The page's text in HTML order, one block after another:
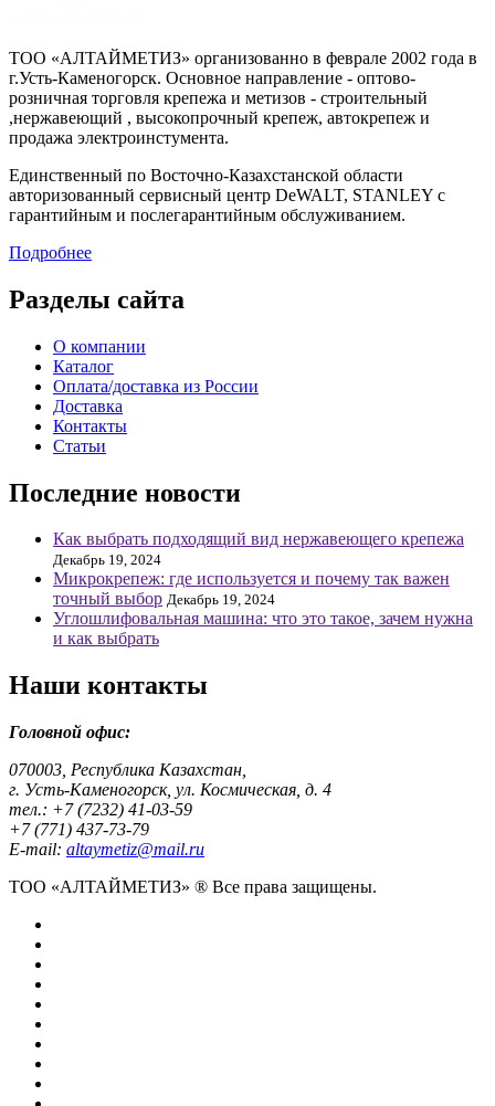
ТОО «АЛТАЙМЕТИЗ» организованно в феврале 2002 года в
г.Усть-Каменогорск. Основное направление - оптово-
розничная торговля крепежа и метизов - строительный
,нержавеющий , высокопрочный крепеж, автокрепеж и
продажа электроинстумента.
Единственный по Восточно-Казахстанской области
авторизованный сервисный центр DeWALT, STANLEY с
гарантийным и послегарантийным обслуживанием.
Подробнее
Разделы сайта
О компании
Каталог
Оплата/доставка из России
Доставка
Контакты
Статьи
Последние новости
Как выбрать подходящий вид нержавеющего крепежа
Декабрь 19, 2024
Микрокрепеж: где используется и почему так важен
точный выбор Декабрь 19, 2024
Углошлифовальная машина: что это такое, зачем нужна
и как выбрать
Наши контакты
Головной офис:
070003, Республика Казахстан,
г. Усть-Каменогорск, ул. Космическая, д. 4
тел.: +7 (7232) 41-03-59
+7 (771) 437-73-79
E-mail: altaymetiz@mail.ru
ТОО «АЛТАЙМЕТИЗ» ® Все права защищены.